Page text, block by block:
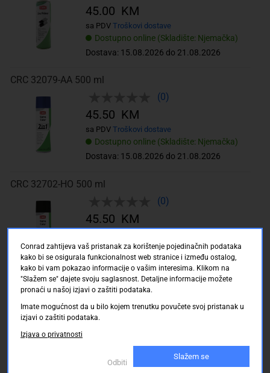
Dostupno online (Skladište: Njemačka)
Dostava: 15.08.2026 do 21.08.2026
45.00 KM
sa PDV Troškovi dostave
CRC 32079-AA 500 ml
(0)
Dostupno online (Skladište: Njemačka)
Dostava: 15.08.2026 do 21.08.2026
45.50 KM
sa PDV Troškovi dostave
CRC 32702-HO 500 ml
(0)
Dostupno online (Skladište: Njemačka)
Dostava: 15.08.2026 do 21.08.2026
45.50 KM
CRC 32080-AA 500 ml
(0)
Dostava: 15.08.2026 do 21.08.2026
45.50 KM
Conrad zahtijeva vaš pristanak za korištenje pojedinačnih podataka
kako bi se osigurala funkcionalnost web stranice i između ostalog,
kako bi vam pokazao informacije o vašim interesima. Klikom na
"Slažem se" dajete svoju saglasnost. Detaljne informacije možete
pronaći u našoj izjavi o zaštiti podataka.
Imate mogućnost da u bilo kojem trenutku povučete svoj pristanak u
izjavi o zaštiti podataka.
Izjava o privatnosti
Odbiti
Slažem se